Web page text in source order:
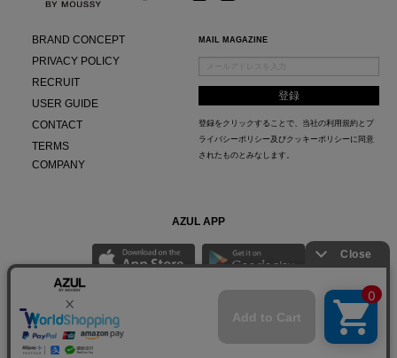
BRAND CONCEPT
PRIVACY POLICY
RECRUIT
USER GUIDE
CONTACT
TERMS
COMPANY
MAIL MAGAZINE
登録をクリックすることで、当社の利用規約と プ
ライバシーポリシー及びクッキーポリシー に同意
されたものとみなします。
AZUL APP
最新ニュースやスタイリング紹介までAZUL BY MOUSSYのお得な情報がいち早くチェック